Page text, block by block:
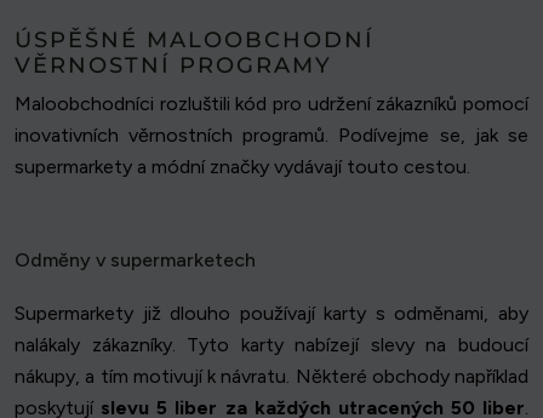
ÚSPĚŠNÉ MALOOBCHODNÍ
VĚRNOSTNÍ PROGRAMY
Maloobchodníci rozluštili kód pro udržení zákazníků pomocí
inovativních věrnostních programů. Podívejme se, jak se
supermarkety a módní značky vydávají touto cestou.
Odměny v supermarketech
Supermarkety již dlouho používají karty s odměnami, aby
nalákaly zákazníky. Tyto karty nabízejí slevy na budoucí
nákupy, a tím motivují k návratu. Některé obchody například
poskytují slevu 5 liber za každých utracených 50 liber.